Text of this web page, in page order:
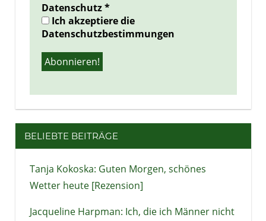
Datenschutz*
Ich akzeptiere die
Datenschutzbestimmungen
BELIEBTE BEITRÄGE
Tanja Kokoska: Guten Morgen, schönes
Wetter heute [Rezension]
Jacqueline Harpman: Ich, die ich Männer nicht